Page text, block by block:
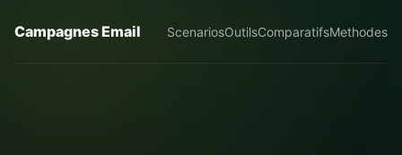
Campagnes Email ScenariosOutilsComparatifsMethodes